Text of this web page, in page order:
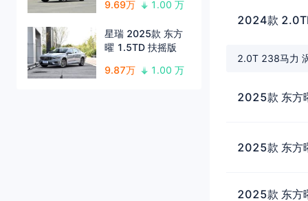
9.69万
1.00 万
星瑞 2025款 东方
曜 1.5TD 扶摇版
9.87万
1.00 万
2024款
2.0T 238马力
2025款 东方
2025款 东方
2025款 东方